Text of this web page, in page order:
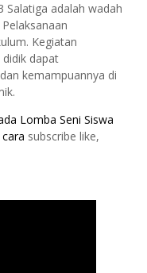
Salatiga adalah wadah
Kegiatan
dapat
kemampuannya di
Lomba Seni Siswa
subscribe like,